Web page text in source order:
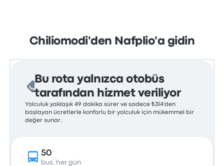
Chiliomodi'den Nafplio'a gidin
Bu rota yalnızca otobüs
tarafından hizmet veriliyor
Yolculuk yaklaşık 49 dakika sürer ve sadece ₺314'den
başlayan ücretlerle konforlu bir yolculuk için mükemmel bir
değer sunar.
50
bus, her gün